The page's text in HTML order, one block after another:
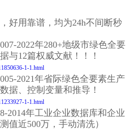
好用靠谱，均为24h不间断秒
2022年280+地级市绿色全要
与12篇权威文献！！！
1-1.html
2021年省际绿色全要素生产
据、控制变量和推导！
1-1.html
2014年工业企业数据库和企业
值近500万，手动清洗）